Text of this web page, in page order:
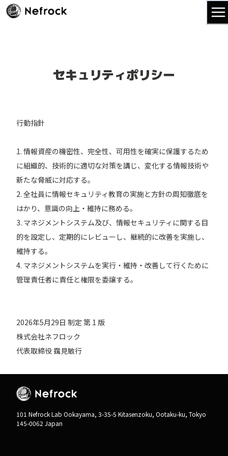
セキュリティポリシー
行動指針
1. 情報資産の機密性、完全性、可用性を確実に保護するため
に組織的、技術的に適切な対策を講じ、変化する情報技術や
新たな脅威に対応する。
2. 全社員に情報セキュリティ教育の実施と方針の周知徹底を
はかり、意識の向上・維持に務める。
3. マネジメントシステム及び、情報セキュリティに関する目
的を設定し、定期的にレビューし、継続的に改善を実施し、
維持する。
4. マネジメントシステムを実行・維持・改善して行くために
管理責任者に責任と権限を委譲する。
2026年5月29日 制定 第 1 版
株式会社ネフロック
101 Nefrock Lab Ookayama, 3-35-5 Kitasenzoku, Ootaku-ku, Tokyo
145-0062 Japan